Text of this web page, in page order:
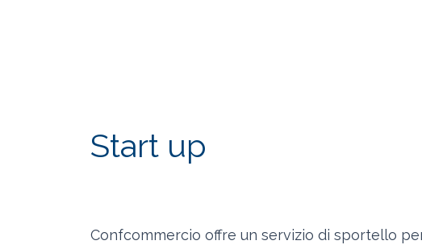
Start up
Confcommercio offre un servizio di sportello